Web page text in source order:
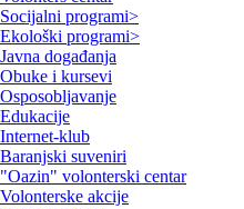
Socijalni programi>
Ekološki programi>
Javna događanja
Obuke i kursevi
Osposobljavanje
Edukacije
Internet-klub
Baranjski suveniri
"Oazin" volonterski centar
Volonterske akcije